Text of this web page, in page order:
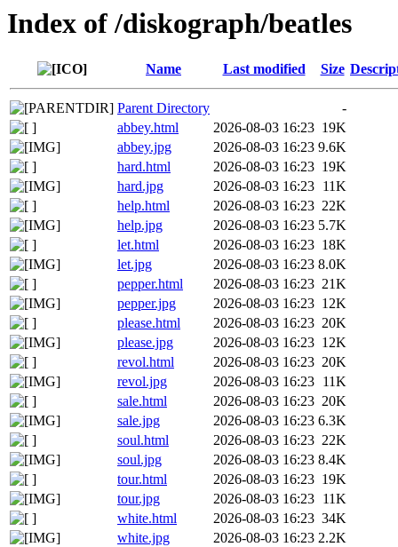
Index of /diskograph/beatles
Name Last modified Size
Parent Directory
-
abbey.html
2026-08-03 16:23 19K
abbey.jpg
2026-08-03 16:23 9.6K
hard.html
2026-08-03 16:23 19K
hard.jpg
2026-08-03 16:23 11K
help.html
2026-08-03 16:23 22K
help.jpg
2026-08-03 16:23 5.7K
let.html
2026-08-03 16:23 18K
let.jpg
2026-08-03 16:23 8.0K
pepper.html
2026-08-03 16:23 21K
pepper.jpg
2026-08-03 16:23 12K
please.html
2026-08-03 16:23 20K
please.jpg
2026-08-03 16:23 12K
revol.html
2026-08-03 16:23 20K
revol.jpg
2026-08-03 16:23 11K
sale.html
2026-08-03 16:23 20K
sale.jpg
2026-08-03 16:23 6.3K
soul.html
2026-08-03 16:23 22K
soul.jpg
2026-08-03 16:23 8.4K
tour.html
2026-08-03 16:23 19K
tour.jpg
2026-08-03 16:23 11K
white.html
2026-08-03 16:23 34K
white.jpg
2026-08-03 16:23 2.2K